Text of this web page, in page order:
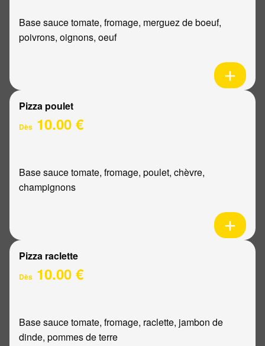
Base sauce tomate, fromage, merguez de boeuf,
poivrons, oignons, oeuf
Pizza poulet
Dès 10.00 €
Base sauce tomate, fromage, poulet, chèvre,
champignons
Pizza raclette
Dès 10.00 €
Base sauce tomate, fromage, raclette, jambon de
dinde, pommes de terre